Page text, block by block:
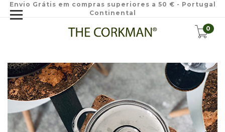
Envio Grátis em compras superiores a 50 € - Portugal
Continental
0